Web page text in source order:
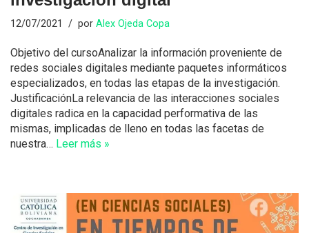
12/07/2021 por Alex Ojeda Copa
Objetivo del cursoAnalizar la información proveniente de
redes sociales digitales mediante paquetes informáticos
especializados, en todas las etapas de la investigación.
JustificaciónLa relevancia de las interacciones sociales
digitales radica en la capacidad performativa de las
mismas, implicadas de lleno en todas las facetas de
nuestra… Leer más »